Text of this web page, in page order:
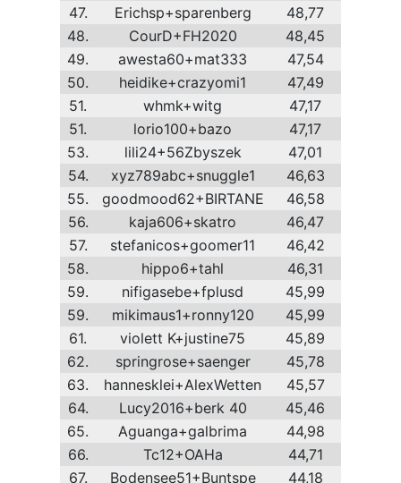
47.
Erichsp+sparenberg
48,77
48.
CourD+FH2020
48,45
49.
awesta60+mat333
47,54
50.
heidike+crazyomi1
47,49
51.
whmk+witg
47,17
51.
lorio100+bazo
47,17
53.
lili24+56Zbyszek
47,01
54.
xyz789abc+snuggle1
46,63
55.
goodmood62+BIRTANE
46,58
56.
kaja606+skatro
46,47
57.
stefanicos+goomer11
46,42
58.
hippo6+tahl
46,31
59.
nifigasebe+fplusd
45,99
59.
mikimaus1+ronny120
45,99
61.
violett K+justine75
45,89
62.
springrose+saenger
45,78
63.
hannesklei+AlexWetten
45,57
64.
Lucy2016+berk 40
45,46
65.
Aguanga+galbrima
44,98
66.
Tc12+OAHa
44,71
67.
Bodensee51+Buntspe
44,18